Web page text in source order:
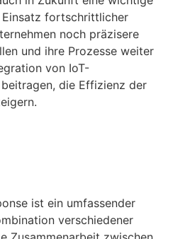
Einsatz fortschrittlicher
noch präzisere
und ihre Prozesse weiter
von IoT-
die Effizienz der
ist ein umfassender
verschiedener